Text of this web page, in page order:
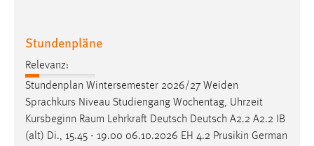
Stundenpläne
Relevanz:
Stundenplan Wintersemester 2026/27 Weiden
Sprachkurs Niveau Studiengang Wochentag, Uhrzeit
Kursbeginn Raum Lehrkraft Deutsch Deutsch A2.2 A2.2 IB
(alt) Di., 15.45 - 19.00 06.10.2026 EH 4.2 Prusikin German